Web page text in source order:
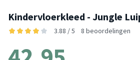
Kindervloerkleed - Jungle
3.88 / 5 8 beoordelingen